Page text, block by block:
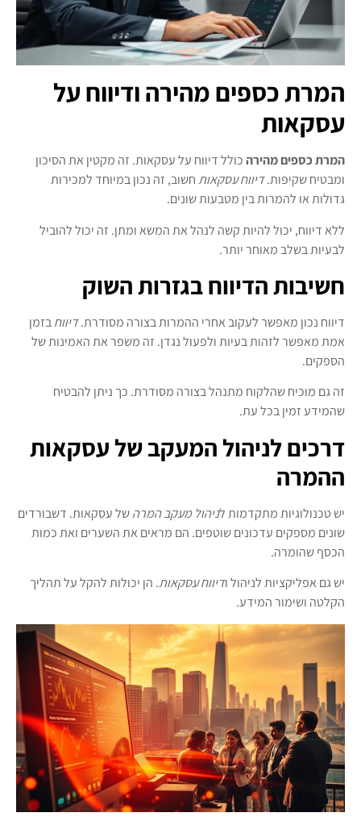
המרת כספים מהירה ודיווח על
עסקאות
המרת כספים מהירהכולל דיווח על עסקאות. זה מקטין את הסיכון
ומבטיח שקיפות.דיווח עסקאותחשוב, זה נכון במיוחד למכירות
גדולות או להמרות בין מטבעות שונים.
ללא דיווח, יכול להיות קשה לנהל את המשא ומתן. זה יכול להוביל
לבעיות בשלב מאוחר יותר.
חשיבות הדיווח בגזרות השוק
דיווח נכון מאפשר לעקוב אחרי ההמרות בצורה מסודרת.דיווחבזמן
אמת מאפשר לזהות בעיות ולפעול נגדן. זה משפר את האמינות של
הספקים.
זה גם מוכיח שהלקוח מתנהל בצורה מסודרת. כך ניתן להבטיח
שהמידע זמין בכל עת.
דרכים לניהול המעקב של עסקאות
ההמרה
יש טכנולוגיות מתקדמות לניהול מעקב המרהשל עסקאות. דשבורדים
שונים מספקים עדכונים שוטפים. הם מראים את השערים ואת כמות
הכסף שהומרה.
יש גם אפליקציות לניהול ודיווח עסקאות. הן יכולות להקל על תהליך
הקלטה ושימור המידע.